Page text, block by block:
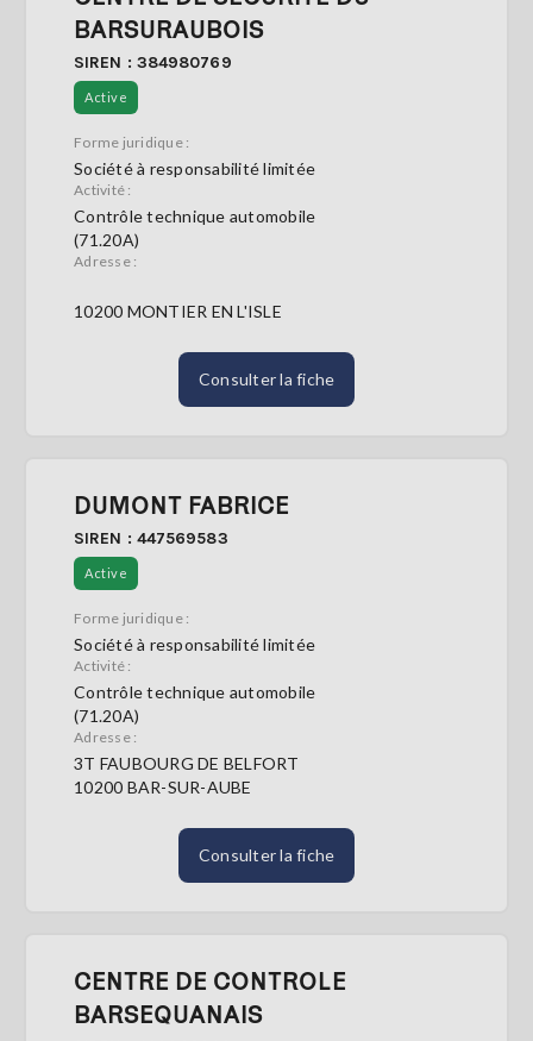
BARSURAUBOIS
SIREN : 384980769
Active
Forme juridique :
Société à responsabilité limitée
Activité :
Contrôle technique automobile
(71.20A)
Adresse :
10200 MONTIER EN L'ISLE
Consulter la fiche
DUMONT FABRICE
SIREN : 447569583
Active
Forme juridique :
Société à responsabilité limitée
Activité :
Contrôle technique automobile
(71.20A)
Adresse :
3T FAUBOURG DE BELFORT
10200 BAR-SUR-AUBE
Consulter la fiche
CENTRE DE CONTROLE
BARSEQUANAIS